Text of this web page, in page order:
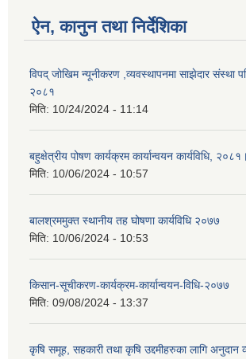
ऐन, कानुन तथा निर्देशिका
विपद् जोखिम न्यूनीकरण ,व्यवस्थापनमा साझेदार संस्था
२०८१
मिति: 10/24/2024 - 11:14
बहुक्षेत्रीय पोषण कार्यक्रम कार्यान्वयन कार्यविधि, २०८१।
मिति: 10/06/2024 - 10:57
बालश्रममुक्त स्थानीय तह घोषणा कार्यविधि २०७७
मिति: 10/06/2024 - 10:53
किसान-सूचीकरण-कार्यक्रम-कार्यान्वयन-विधि-२०७७
मिति: 09/08/2024 - 13:37
कृषि समूह, सहकारी तथा कृषि उद्दमीहरुका लागि अनुदान